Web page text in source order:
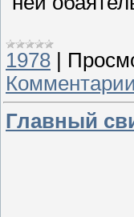
1978 |
Главный